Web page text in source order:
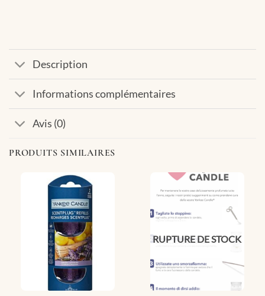
Description
Informations complémentaires
Avis (0)
PRODUITS SIMILAIRES
RUPTURE DE STOCK